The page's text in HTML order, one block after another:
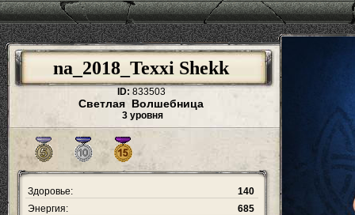
na_2018_Texxi Shekk
ID: 833503
Светлая Волшебница
3 уровня
Здоровье:
140
Энергия:
685